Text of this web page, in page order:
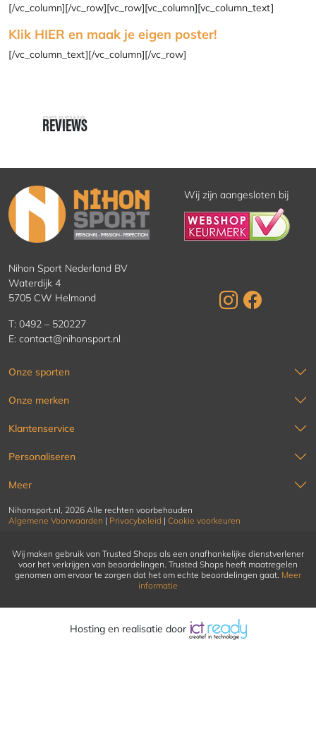
[/vc_column][/vc_row][vc_row][vc_column][vc_column_text]
Klik HIER en maak je eigen poster!
[/vc_column_text][/vc_column][/vc_row]
REVIEWS
REVIEWS
Wij zijn aangesloten bij
Nihon Sport Nederland BV
Waterdijk 4
5705 CW Helmond
T: 0492 – 520227
E: contact@nihonsport.nl
Onze sporten
Onze merken
Klantenservice
Personaliseren
Meer
Nihonsport.nl, 2026 Alle rechten voorbehouden
Algemene Voorwaarden | Privacybeleid | Cookie voorkeuren
Wij maken gebruik van Trusted Shops als een onafhankelijke dienstverlener
voor het verkrijgen van beoordelingen. Trusted Shops heeft maatregelen
genomen om ervoor te zorgen dat het om echte beoordelingen gaat. Meer
informatie
Hosting en realisatie door